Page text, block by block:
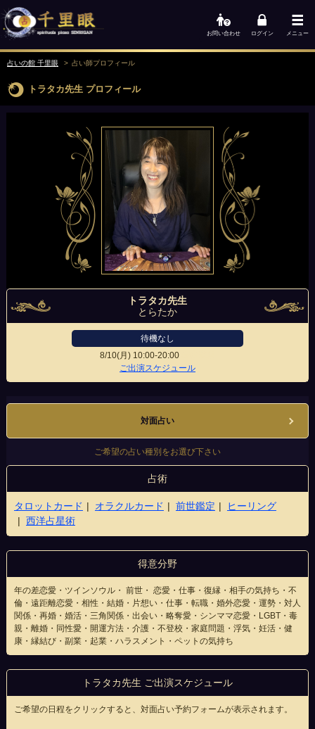
お問い合わせ ログイン メニュー
占いの館 千里眼 占い師プロフィール
トラタカ先生 プロフィール
トラタカ先生
とらたか
待機なし
8/10(月) 10:00-20:00
ご出演スケジュール
対面占い
ご希望の占い種別をお選び下さい
占術
タロットカード オラクルカード 前世鑑定
ヒーリング
西洋占星術
得意分野
年の差恋愛・ツインソウル・ 前世・ 恋愛・仕事・復縁・相手の気持ち・不
倫・遠距離恋愛・相性・結婚・片想い・仕事・転職・婚外恋愛・運勢・対人
関係・再婚・婚活・三角関係・出会い・略奪愛・シンママ恋愛・LGBT・毒
親・離婚・同性愛・開運方法・介護・不登校・家庭問題・浮気・妊活・健
康・縁結び・副業・起業・ハラスメント・ペットの気持ち
トラタカ先生 ご出演スケジュール
ご希望の日程をクリックすると、対面占い予約フォームが表示されます。